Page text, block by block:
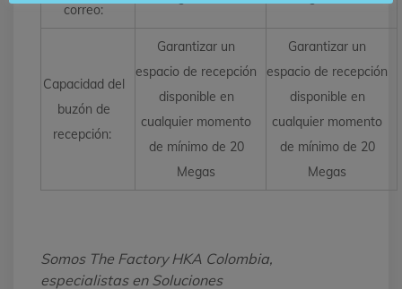
correo:
Capacidad del
buzón de
recepción:
Garantizar un
espacio de recepción
disponible en
cualquier momento
de mínimo de 20
Megas
Garantizar un
espacio de recepción
disponible en
cualquier momento
de mínimo de 20
Megas
Somos The Factory HKA Colombia,
especialistas en Soluciones